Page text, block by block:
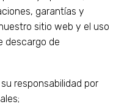
garantías y
sitio web y el uso
descargo de
responsabilidad por